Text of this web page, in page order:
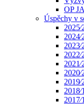
OP
Úspěchy v